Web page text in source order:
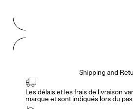
Accès complet pour les
Shipping and
Les délais et les frais de livraison
marque et sont indiqués lors du